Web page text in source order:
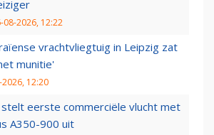
08-2026, 12:22
vrachtvliegtuig in Leipzig zat
munitie'
2026, 12:20
stelt eerste commerciële vlucht met
A350-900 uit